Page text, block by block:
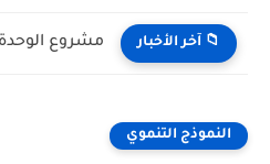
الأخبار
التنموي